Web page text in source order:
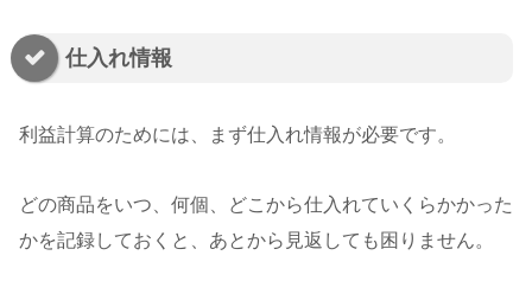
仕入れ情報
利益計算のためには、まず仕入れ情報が必要です。
どの商品をいつ、何個、どこから仕入れていくらかかった
かを記録しておくと、あとから見返しても困りません。